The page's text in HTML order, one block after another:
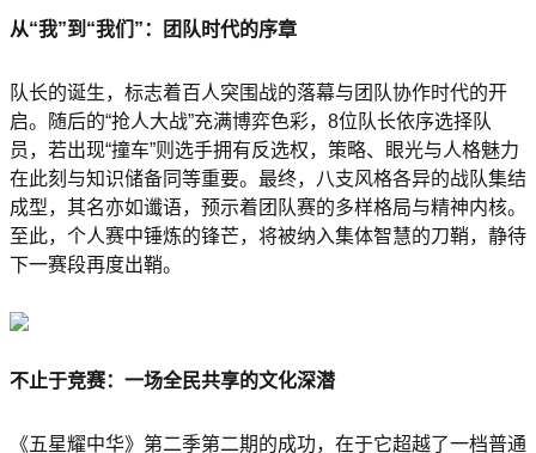
从“我”到“我们”：团队时代的序章
队长的诞生，标志着百人突围战的落幕与团队协作时代的开
启。随后的“抢人大战”充满博弈色彩，8位队长依序选择队
员，若出现“撞车”则选手拥有反选权，策略、眼光与人格魅力
在此刻与知识储备同等重要。最终，八支风格各异的战队集结
成型，其名亦如谶语，预示着团队赛的多样格局与精神内核。
至此，个人赛中锤炼的锋芒，将被纳入集体智慧的刀鞘，静待
下一赛段再度出鞘。
不止于竞赛：一场全民共享的文化深潜
《五星耀中华》第二季第二期的成功，在于它超越了一档普通